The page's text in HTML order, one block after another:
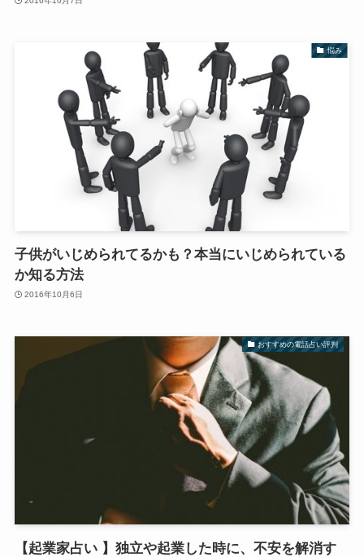
悩み
子供がいじめられてるかも？本当にいじめられている
か知る方法
2016年10月6日
おすすめの電話占い評判
【起業家占い 】独立や起業した時に、不安を解消す